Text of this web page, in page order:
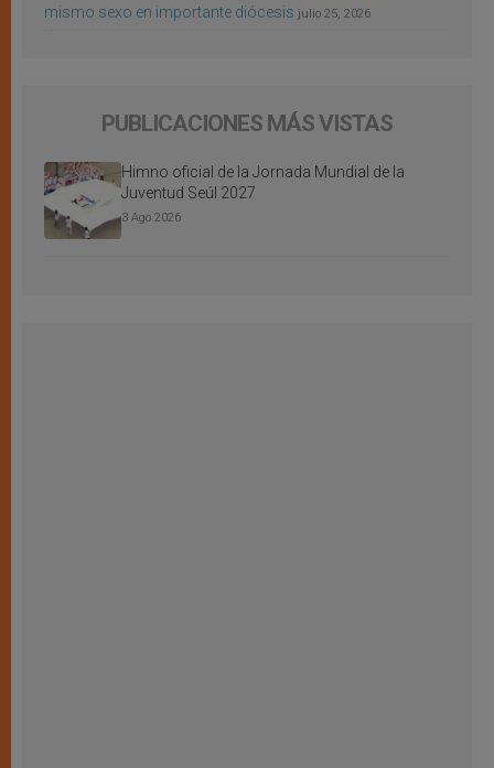
mismo sexo en importante diócesis julio 25, 2026
PUBLICACIONES MÁS VISTAS
Himno oficial de la Jornada Mundial de la
Juventud Seúl 2027
3 Ago 2026